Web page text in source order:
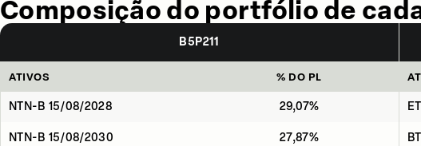
Composição do portfólio de
B5P211
ATIVOS % DO PL
NTN-B 15/08/2028 29,07%
NTN-B 15/08/2030 27,87%